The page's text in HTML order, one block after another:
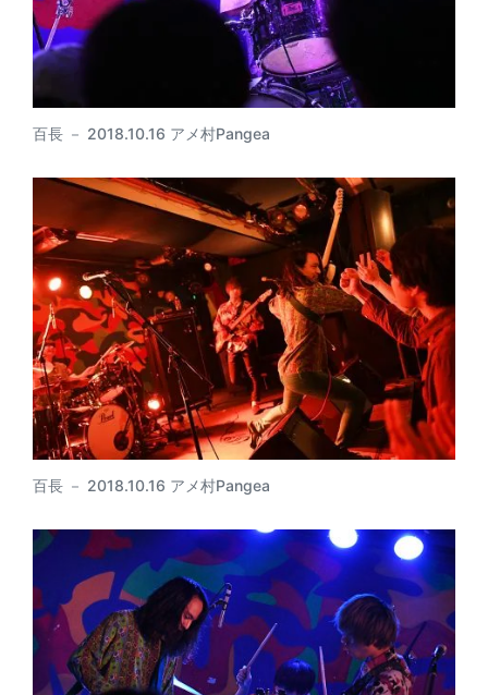
百長 － 2018.10.16 アメ村Pangea
百長 － 2018.10.16 アメ村Pangea